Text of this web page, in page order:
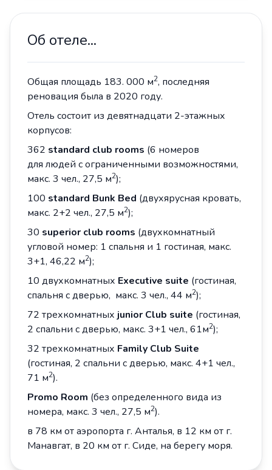
Об отеле...
Oбщая площадь 183. 000 м2, последняя
реновация была в 2020 году.
Отель состоит из девятнадцати 2-этажных
корпусов:
362 standard club rooms (6 номеров
для людей с ограниченными возможностями,
макс. 3 чел., 27,5 м2);
100 standard Bunk Bed (двухярусная кровать,
макс. 2+2 чел., 27,5 м2);
30 superior club rooms (двухкомнатный
угловой номер: 1 спальня и 1 гостиная, макс.
3+1, 46,22 м2);
10 двухкомнатных Executive suite (гостиная,
спальня с дверью, макс. 3 чел., 44 м2);
72 трехкомнатных junior Club suite (гостиная,
2 спальни с дверью, макс. 3+1 чел., 61м2);
32 трехкомнатных Family Club Suite
(гостиная, 2 спальни с дверью, макс. 4+1 чел.,
71 м2).
Promo Room (без определенного вида из
номера, макс. 3 чел., 27,5 м2).
в 78 км от аэропорта г. Анталья, в 12 км от г.
Манавгат, в 20 км от г. Сиде, на берегу моря.